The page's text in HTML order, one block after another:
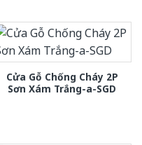
Cửa Gỗ Chống Cháy 2P
Sơn Xám Trắng-a-SGD